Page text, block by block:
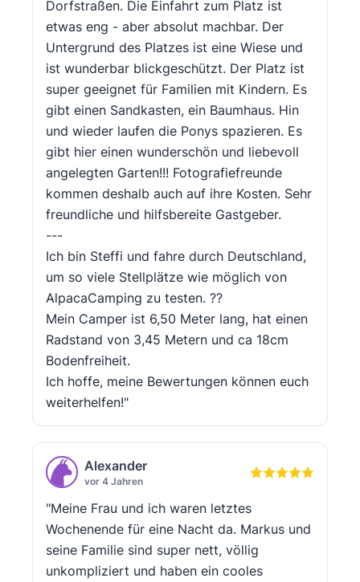
Dorfstraßen. Die Einfahrt zum Platz ist
etwas eng - aber absolut machbar. Der
Untergrund des Platzes ist eine Wiese und
ist wunderbar blickgeschützt. Der Platz ist
super geeignet für Familien mit Kindern. Es
gibt einen Sandkasten, ein Baumhaus. Hin
und wieder laufen die Ponys spazieren. Es
gibt hier einen wunderschön und liebevoll
angelegten Garten!!! Fotografiefreunde
kommen deshalb auch auf ihre Kosten. Sehr
freundliche und hilfsbereite Gastgeber.
---
Ich bin Steffi und fahre durch Deutschland,
um so viele Stellplätze wie möglich von
AlpacaCamping zu testen. ??
Mein Camper ist 6,50 Meter lang, hat einen
Radstand von 3,45 Metern und ca 18cm
Bodenfreiheit.
Ich hoffe, meine Bewertungen können euch
weiterhelfen!"
Alexander
vor 4 Jahren
"Meine Frau und ich waren letztes
Wochenende für eine Nacht da. Markus und
seine Familie sind super nett, völlig
unkompliziert und haben ein cooles